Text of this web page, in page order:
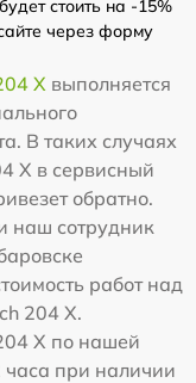
стоить на -15%
через форму
Х выполняется
В таких случаях
Х в сервисный
обратно.
наш сотрудник
работ над
204 Х.
Х по нашей
часа при наличии